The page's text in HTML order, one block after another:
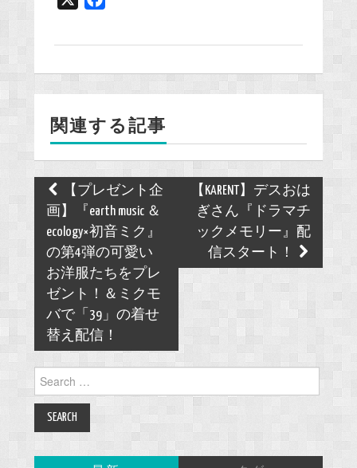
o
k
関連する記事
Post
navigation
【プレゼント企
画】『earth music ＆
ecology×初音ミク』
の第4弾の可愛い
お洋服たちをプレ
ゼント！＆ミクモ
バで「39」の着せ
替え配信！
【KARENT】デスおは
ぎさん『ドラマチ
ックメモリー』配
信スタート！
for: